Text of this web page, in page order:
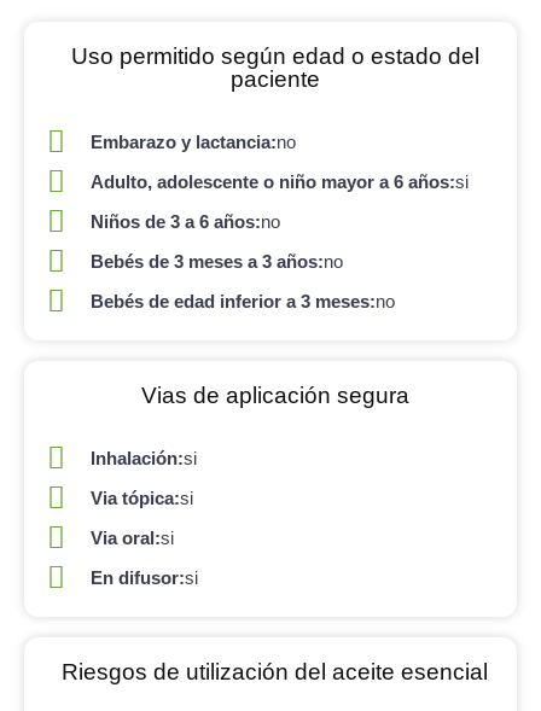
Uso permitido según edad o estado del
paciente
Embarazo y lactancia:no
Adulto, adolescente o niño mayor a 6 años:si
Niños de 3 a 6 años:no
Bebés de 3 meses a 3 años:no
Bebés de edad inferior a 3 meses:no
Vias de aplicación segura
Inhalación:si
Via tópica:si
Via oral:si
En difusor:si
Riesgos de utilización del aceite esencial